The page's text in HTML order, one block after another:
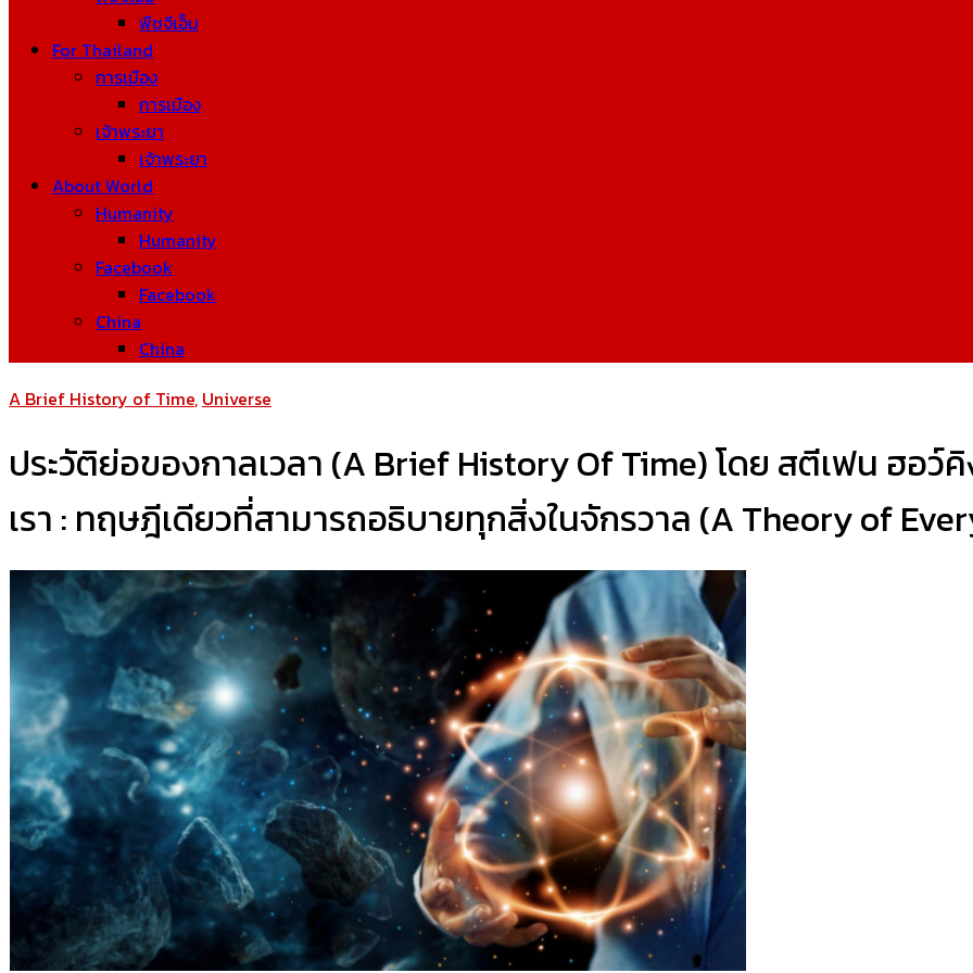
พืชจีเอ็ม
For Thailand
การเมือง
การเมือง
เจ้าพระยา
เจ้าพระยา
About World
Humanity
Humanity
Facebook
Facebook
China
China
A Brief History of Time, Universe
ประวัติย่อของกาลเวลา (A Brief History Of Time) โดย สตีเฟน ฮอ
เรา : ทฤษฎีเดียวที่สามารถอธิบายทุกสิ่งในจักรวาล (A Theory of